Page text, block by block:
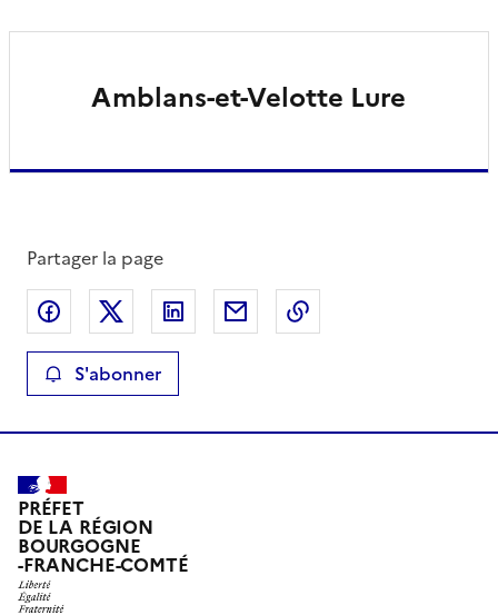
Amblans-et-Velotte Lure
Partager la page
Partager sur Facebook
Partager sur XPartager sur LinkedIn
Partager par email
S'abonner
PRÉFET
DE LA RÉGION
BOURGOGNE
-FRANCHE-COMTÉ